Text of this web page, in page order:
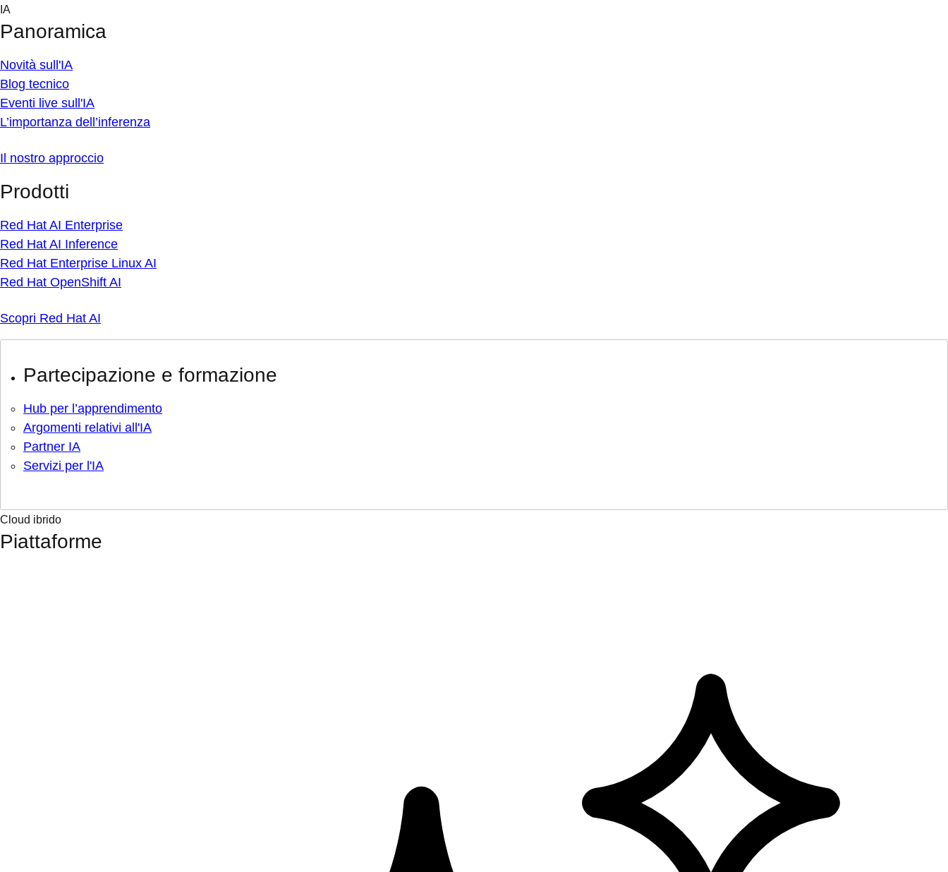
Skip
content
IA
Panoramica
Novità sull'IA
Blog tecnico
Eventi live sull'IA
L’importanza dell’inferenza
Il nostro approccio
Prodotti
Red Hat AI Enterprise
Red Hat AI Inference
Red Hat Enterprise Linux AI
Red Hat OpenShift AI
Scopri Red Hat AI
Partecipazione e formazione
Hub per l’apprendimento
Argomenti relativi all'IA
Partner IA
Servizi per l'IA
Cloud ibrido
Piattaforme